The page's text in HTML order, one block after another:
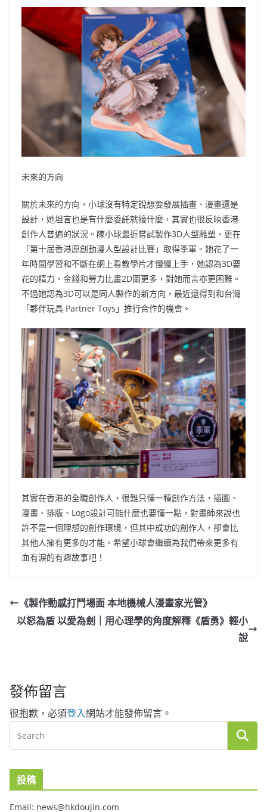
未來的方向
關於未來的方向，小球沒有特定說想要發展插畫、漫畫還是
設計，她坦言也是有什麼委託就接什麼，其實也很反映香港
創作人普遍的狀況。陳小球最近嘗試製作3D人型雕塑，更在
「第十屆香港原創動漫人型設計比賽」取得季軍。她花了一
年時間學習和不斷在網上看教學片才慢慢上手，她認為3D要
花的精力、金錢和勞力比畫2D圖更多，對她而言亦更困難。
不過她認為3D可以是同人製作的新方向，最近還得到和台灣
「夥伴玩具 Partner Toys」推行合作的機會。
其實在香港的全職創作人，很難只懂一種創作方法，插圖、
漫畫、排版、Logo設計可能什麼也要懂一點，對畫師來說也
許不是一個理想的創作環境，但其中成功的創作人，卻會比
其他人擁有更多的才能。希望小球會繼續為我們帶來更多有
血有淚的有趣故事吧！
《製作動感打鬥場面 本地機械人漫畫家光管》
以怒為盾 以愛為劍｜用心理學的角度解釋《盾勇》輕小
說
發佈留言
很抱歉，必須登入網站才能發佈留言。
投稿
Email: news@hkdoujin.com